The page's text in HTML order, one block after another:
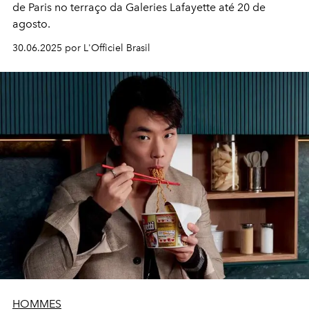
de Paris no terraço da Galeries Lafayette até 20 de
agosto.
30.06.2025 por L'Officiel Brasil
HOMMES